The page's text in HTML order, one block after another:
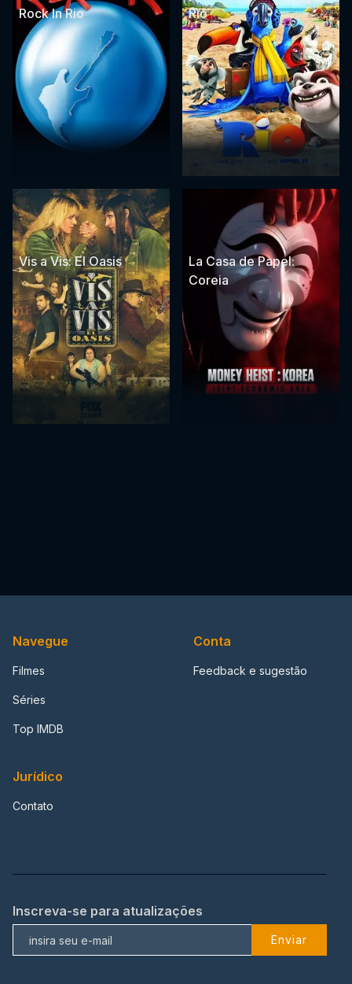
Rock In Rio Rio
Vis a Vis: El Oasis
La Casa de Papel:
Coreia
Navegue
Filmes
Séries
Top IMDB
Conta
Feedback e sugestão
Jurídico
Contato
Inscreva-se para atualizações
Enviar